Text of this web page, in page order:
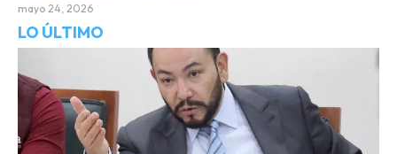
LO ÚLTIMO
mayo 24, 2026